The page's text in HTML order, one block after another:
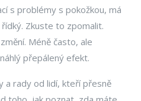
s problémy s pokožkou, má
Zkuste to zpomalit.
Méně často, ale
přepálený efekt.
a rady od lidí, kteří přesně